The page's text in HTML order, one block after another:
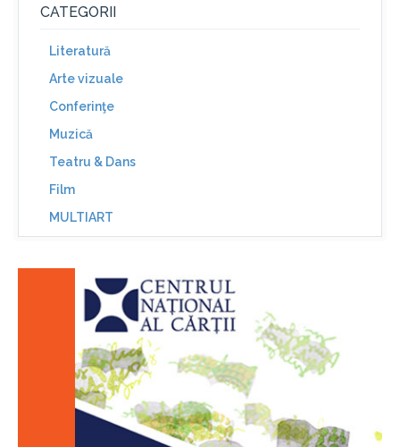
CATEGORII
Literatură
Arte vizuale
Conferinţe
Muzică
Teatru & Dans
Film
MULTIART